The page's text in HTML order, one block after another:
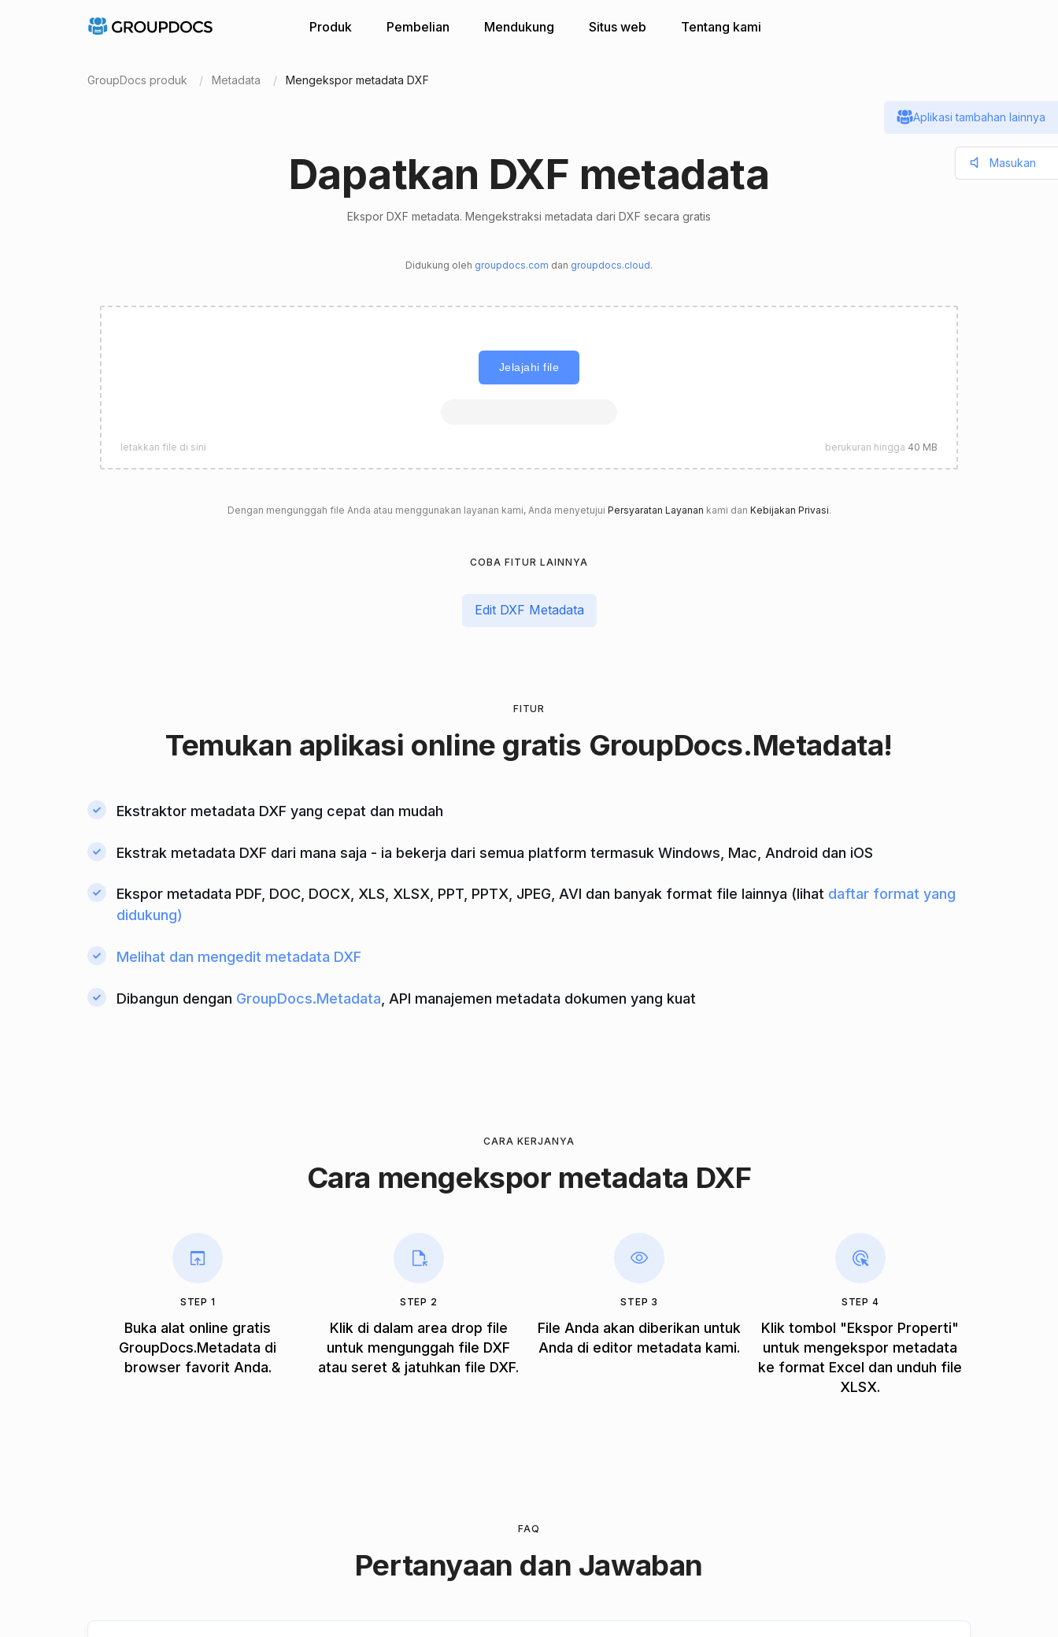
Produk Pembelian Mendukung Situs web Tentang kami
GroupDocs produk Metadata Mengekspor metadata DXF
Dapatkan DXF metadata
Ekspor DXF metadata. Mengekstraksi metadata dari DXF secara gratis
Didukung oleh groupdocs.com dan groupdocs.cloud.
Jelajahi file
letakkan file di sini berukuran hingga 40 MB
Dengan mengunggah file Anda atau menggunakan layanan kami, Anda menyetujui Persyaratan Layanan kami dan Kebijakan Privasi.
COBA FITUR LAINNYA
Edit DXF Metadata
FITUR
Temukan aplikasi online gratis GroupDocs.Metadata!
Ekstraktor metadata DXF yang cepat dan mudah
Ekstrak metadata DXF dari mana saja - ia bekerja dari semua platform termasuk Windows, Mac, Android dan iOS
Ekspor metadata PDF, DOC, DOCX, XLS, XLSX, PPT, PPTX, JPEG, AVI dan banyak format file lainnya (lihat daftar format yang
didukung)
Melihat dan mengedit metadata DXF
Dibangun dengan GroupDocs.Metadata , API manajemen metadata dokumen yang kuat
CARA KERJANYA
Cara mengekspor metadata DXF
STEP 1
Buka alat online gratis
GroupDocs.Metadata di
browser favorit Anda.
STEP 2
Klik di dalam area drop file
untuk mengunggah file DXF
atau seret & jatuhkan file DXF.
STEP 3
File Anda akan diberikan untuk
Anda di editor metadata kami.
STEP 4
Klik tombol "Ekspor Properti"
untuk mengekspor metadata
ke format Excel dan unduh file
XLSX.
FAQ
Pertanyaan dan Jawaban
Aplikasi tambahan lainnya
Masukan